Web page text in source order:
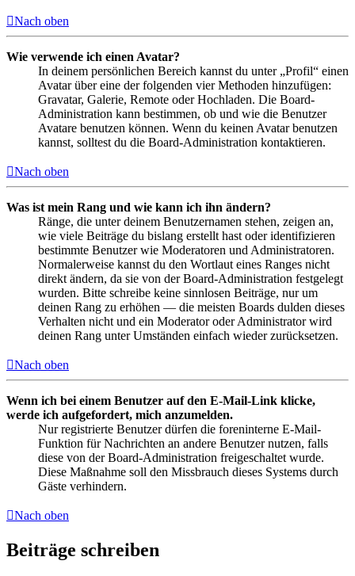
Nach oben
Wie verwende ich einen Avatar?
In deinem persönlichen Bereich kannst du unter „Profil“ einen
Avatar über eine der folgenden vier Methoden hinzufügen:
Gravatar, Galerie, Remote oder Hochladen. Die Board-
Administration kann bestimmen, ob und wie die Benutzer
Avatare benutzen können. Wenn du keinen Avatar benutzen
kannst, solltest du die Board-Administration kontaktieren.
Nach oben
Was ist mein Rang und wie kann ich ihn ändern?
Ränge, die unter deinem Benutzernamen stehen, zeigen an,
wie viele Beiträge du bislang erstellt hast oder identifizieren
bestimmte Benutzer wie Moderatoren und Administratoren.
Normalerweise kannst du den Wortlaut eines Ranges nicht
direkt ändern, da sie von der Board-Administration festgelegt
wurden. Bitte schreibe keine sinnlosen Beiträge, nur um
deinen Rang zu erhöhen — die meisten Boards dulden dieses
Verhalten nicht und ein Moderator oder Administrator wird
deinen Rang unter Umständen einfach wieder zurücksetzen.
Nach oben
Wenn ich bei einem Benutzer auf den E-Mail-Link klicke,
werde ich aufgefordert, mich anzumelden.
Nur registrierte Benutzer dürfen die foreninterne E-Mail-
Funktion für Nachrichten an andere Benutzer nutzen, falls
diese von der Board-Administration freigeschaltet wurde.
Diese Maßnahme soll den Missbrauch dieses Systems durch
Gäste verhindern.
Nach oben
Beiträge schreiben